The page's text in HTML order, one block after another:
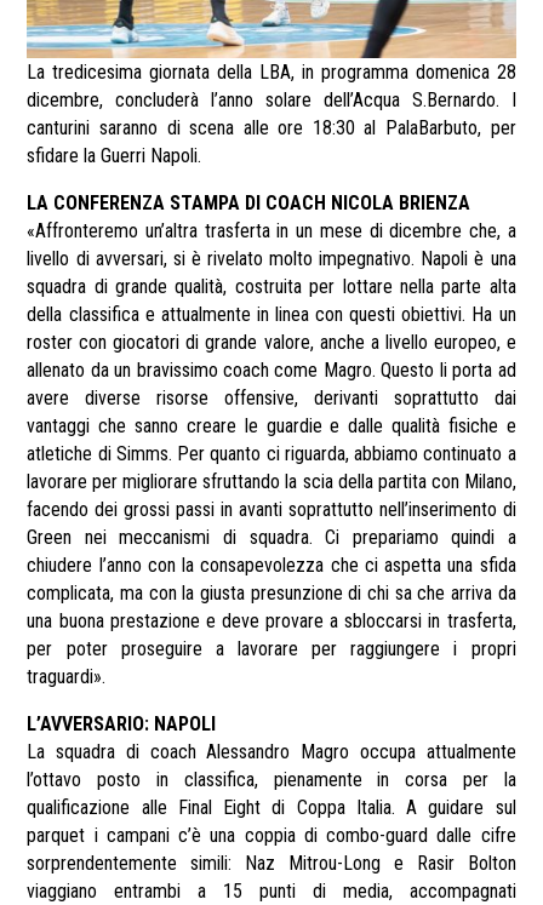
La tredicesima giornata della LBA, in programma domenica 28
dicembre, concluderà l’anno solare dell’Acqua S.Bernardo. I
canturini saranno di scena alle ore 18:30 al PalaBarbuto, per
sfidare la Guerri Napoli.
LA CONFERENZA STAMPA DI COACH NICOLA BRIENZA
«Affronteremo un’altra trasferta in un mese di dicembre che, a
livello di avversari, si è rivelato molto impegnativo. Napoli è una
squadra di grande qualità, costruita per lottare nella parte alta
della classifica e attualmente in linea con questi obiettivi. Ha un
roster con giocatori di grande valore, anche a livello europeo, e
allenato da un bravissimo coach come Magro. Questo li porta ad
avere diverse risorse offensive, derivanti soprattutto dai
vantaggi che sanno creare le guardie e dalle qualità fisiche e
atletiche di Simms. Per quanto ci riguarda, abbiamo continuato a
lavorare per migliorare sfruttando la scia della partita con Milano,
facendo dei grossi passi in avanti soprattutto nell’inserimento di
Green nei meccanismi di squadra. Ci prepariamo quindi a
chiudere l’anno con la consapevolezza che ci aspetta una sfida
complicata, ma con la giusta presunzione di chi sa che arriva da
una buona prestazione e deve provare a sbloccarsi in trasferta,
per poter proseguire a lavorare per raggiungere i propri
traguardi».
L’AVVERSARIO: NAPOLI
La squadra di coach Alessandro Magro occupa attualmente
l’ottavo posto in classifica, pienamente in corsa per la
qualificazione alle Final Eight di Coppa Italia. A guidare sul
parquet i campani c’è una coppia di combo-guard dalle cifre
sorprendentemente simili: Naz Mitrou-Long e Rasir Bolton
viaggiano entrambi a 15 punti di media, accompagnati